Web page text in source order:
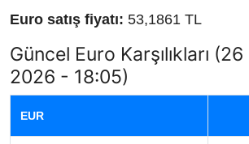
Euro satış fiyatı: 53,1861 TL
Güncel Euro Karşılıkları
2026 - 18:05)
EUR